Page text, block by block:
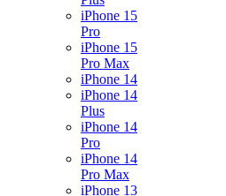
iPhone 15
Pro
iPhone 15
Pro Max
iPhone 14
iPhone 14
Plus
iPhone 14
Pro
iPhone 14
Pro Max
iPhone 13